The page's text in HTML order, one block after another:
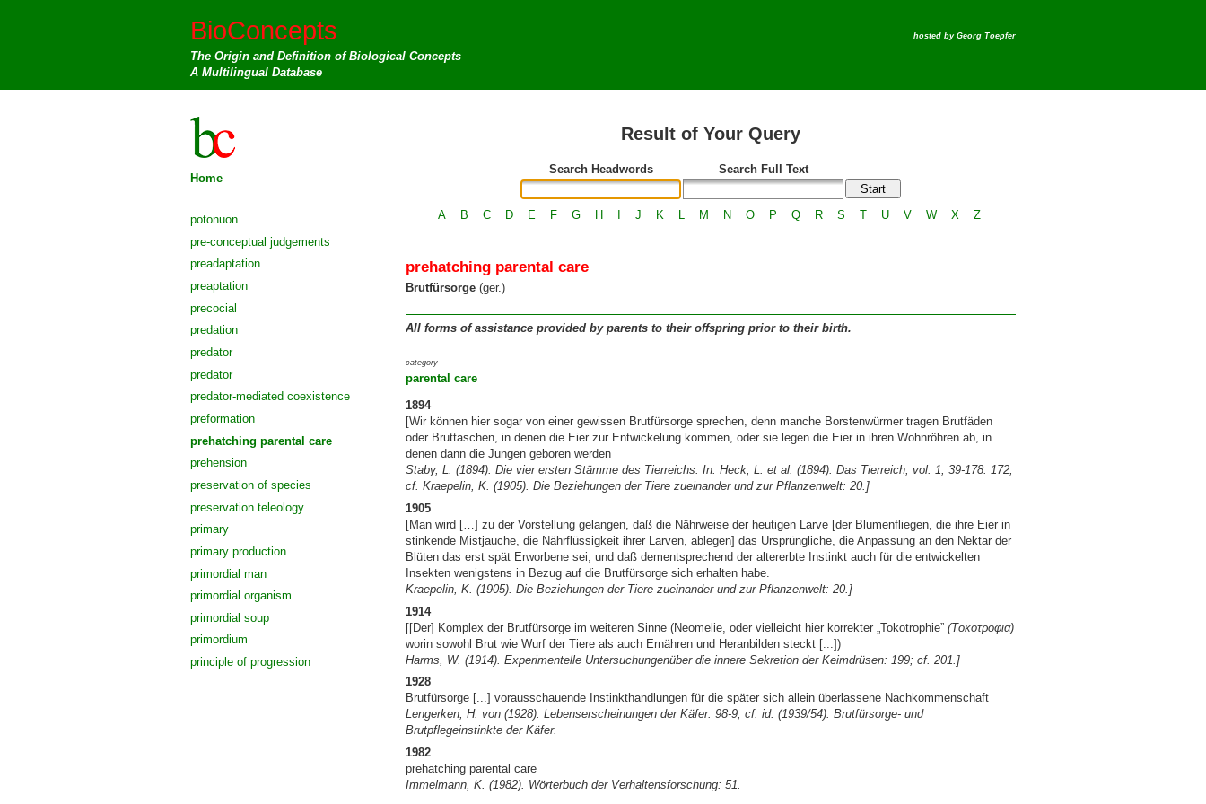
BioConcepts
The Origin and Definition of Biological Concepts
A Multilingual Database
hosted by Georg Toepfer
Home
potonuon
pre-conceptual judgements
preadaptation
preaptation
precocial
predation
predator
predator
predator-mediated coexistence
preformation
prehatching parental care
prehension
preservation of species
preservation teleology
primary
primary production
primordial man
primordial organism
primordial soup
primordium
principle of progression
Result of Your Query
Search Headwords Search Full Text
A B C D E F G H I J K L M N O P Q R S T U V W X Z
prehatching parental care
Brutfürsorge (ger.)
All forms of assistance provided by parents to their offspring prior to their birth.
category
parental care
1894
[Wir können hier sogar von einer gewissen Brutfürsorge sprechen, denn manche Borstenwürmer tragen Brutfäden
oder Bruttaschen, in denen die Eier zur Entwickelung kommen, oder sie legen die Eier in ihren Wohnröhren ab, in
denen dann die Jungen geboren werden
Staby, L. (1894). Die vier ersten Stämme des Tierreichs. In: Heck, L. et al. (1894). Das Tierreich, vol. 1, 39-178: 172;
cf. Kraepelin, K. (1905). Die Beziehungen der Tiere zueinander und zur Pflanzenwelt‎: 20.]
1905
[Man wird […] zu der Vorstellung gelangen, daß die Nährweise der heutigen Larve [der Blumenfliegen, die ihre Eier in
stinkende Mistjauche, die Nährflüssigkeit ihrer Larven, ablegen] das Ursprüngliche, die Anpassung an den Nektar der
Blüten das erst spät Erworbene sei, und daß dementsprechend der altererbte Instinkt auch für die entwickelten
Insekten wenigstens in Bezug auf die Brutfürsorge sich erhalten habe.
Kraepelin, K. (1905). Die Beziehungen der Tiere zueinander und zur Pflanzenwelt‎: 20.]
1914
[[Der] Komplex der Brutfürsorge im weiteren Sinne (Neomelie, oder vielleicht hier korrekter „Tokotrophie” (Tοκοτροφια)
worin sowohl Brut wie Wurf der Tiere als auch Ernähren und Heranbilden steckt [...])
Harms, W. (1914). Experimentelle Untersuchungenüber die innere Sekretion der Keimdrüsen: 199; cf. 201.]
1928
Brutfürsorge [...] vorausschauende Instinkthandlungen für die später sich allein überlassene Nachkommenschaft
Lengerken, H. von (1928). Lebenserscheinungen der Käfer: 98-9; cf. id. (1939/54). Brutfürsorge- und
Brutpflegeinstinkte der Käfer.
1982
prehatching parental care
Immelmann, K. (1982). Wörterbuch der Verhaltensforschung: 51.